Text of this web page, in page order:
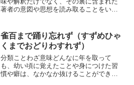
著者の意図や思想を読み取ることをい
をいう。同類語・同義語 眼光紙背に徹る
（がんこうしはいにとおる...
雀百まで踊り忘れず（すずめひゃ
くまでおどりわすれず）
分類ことわざ意味どんなに年を取って
も、幼い頃に覚えたことや身につけた習
慣や癖は、なかなか抜けることができな